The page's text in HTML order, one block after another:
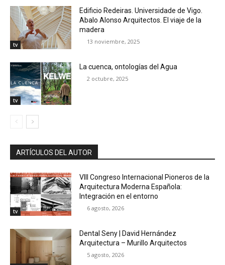
tv
Edificio Redeiras. Universidade de Vigo.
Abalo Alonso Arquitectos. El viaje de la
madera
13 noviembre, 2025
tv
La cuenca, ontologías del Agua
2 octubre, 2025
ARTÍCULOS DEL AUTOR
tv
VIII Congreso Internacional Pioneros de la
Arquitectura Moderna Española:
Integración en el entorno
6 agosto, 2026
Dental Seny | David Hernández
Arquitectura – Murillo Arquitectos
5 agosto, 2026